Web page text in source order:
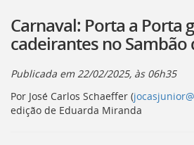
de
acessibilidade
[]
para
a
página
inicial
Carnaval: Porta a Porta
cadeirantes no Sambão
Publicada em 22/02/2025, às 06h35
Por José Carlos Schaeffer (
edição de Eduarda Miranda